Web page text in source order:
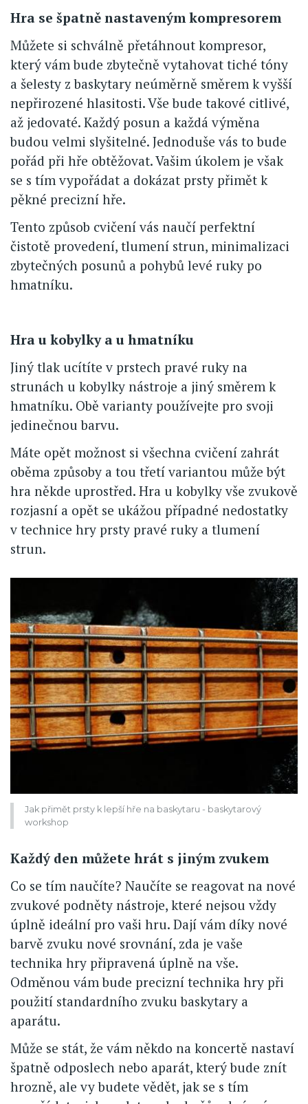
Hra se špatně nastaveným kompresorem
Můžete si schválně přetáhnout kompresor,
který vám bude zbytečně vytahovat tiché tóny
a šelesty z baskytary neúměrně směrem k vyšší
nepřirozené hlasitosti. Vše bude takové citlivé,
až jedovaté. Každý posun a každá výměna
budou velmi slyšitelné. Jednoduše vás to bude
pořád při hře obtěžovat. Vašim úkolem je však
se s tím vypořádat a dokázat prsty přimět k
pěkné precizní hře.
Tento způsob cvičení vás naučí perfektní
čistotě provedení, tlumení strun, minimalizaci
zbytečných posunů a pohybů levé ruky po
hmatníku.
Hra u kobylky a u hmatníku
Jiný tlak ucítíte v prstech pravé ruky na
strunách u kobylky nástroje a jiný směrem k
hmatníku. Obě varianty používejte pro svoji
jedinečnou barvu.
Máte opět možnost si všechna cvičení zahrát
oběma způsoby a tou třetí variantou může být
hra někde uprostřed. Hra u kobylky vše zvukově
rozjasní a opět se ukážou případné nedostatky
v technice hry prsty pravé ruky a tlumení
strun.
Jak přimět prsty k lepší hře na baskytaru - baskytarový
workshop
Každý den můžete hrát s jiným zvukem
Co se tím naučíte? Naučíte se reagovat na nové
zvukové podněty nástroje, které nejsou vždy
úplně ideální pro vaši hru. Dají vám díky nové
barvě zvuku nové srovnání, zda je vaše
technika hry připravená úplně na vše.
Odměnou vám bude precizní technika hry při
použití standardního zvuku baskytary a
aparátu.
Může se stát, že vám někdo na koncertě nastaví
špatně odposlech nebo aparát, který bude znít
hrozně, ale vy budete vědět, jak se s tím